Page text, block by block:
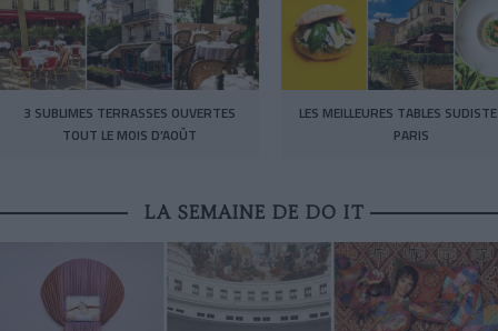
3 SUBLIMES TERRASSES OUVERTES
TOUT LE MOIS D’AOÛT
LES MEILLEURES TABLES
PARIS
LA SEMAINE DE DO IT